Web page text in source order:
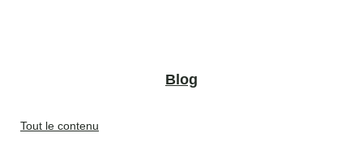
Blog
Tout le contenu